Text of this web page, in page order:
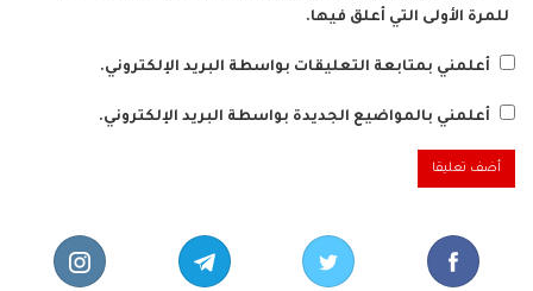
للمرة الأولى التي أعلق فيها.
أعلمني بمتابعة التعليقات بواسطة البريد الإلكتروني.
أعلمني بالمواضيع الجديدة بواسطة البريد الإلكتروني.